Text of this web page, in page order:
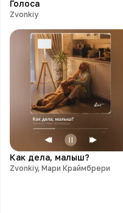
Голоса
Zvonkiy
Как дела, малыш?
Zvonkiy, Мари Краймбрери